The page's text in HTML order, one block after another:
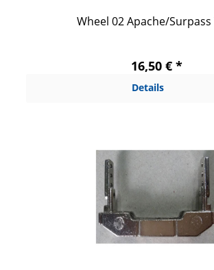
Wheel 02 Apache/Surpass
16,50 € *
Details